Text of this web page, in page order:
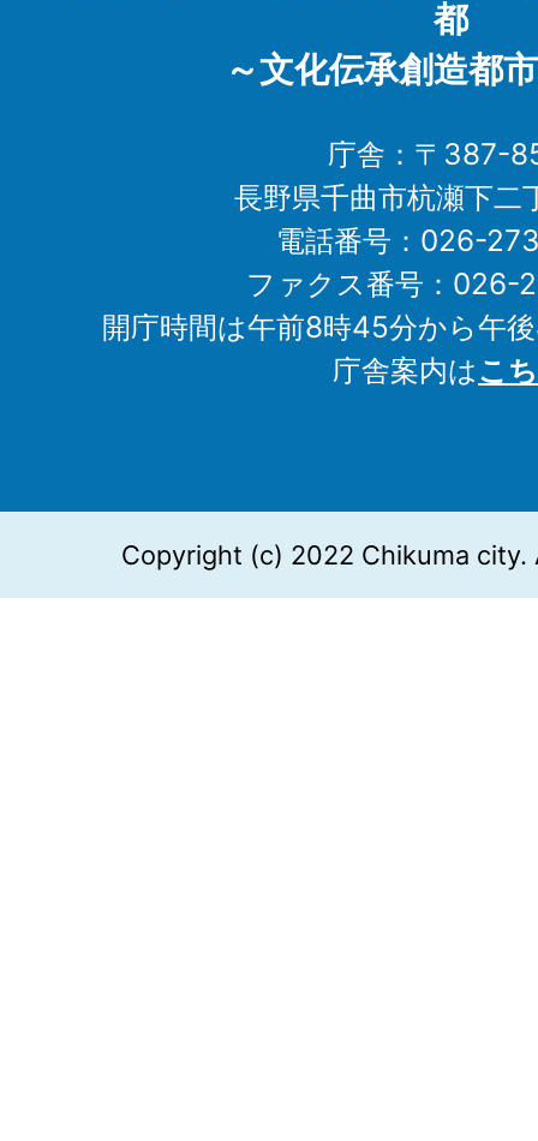
都
～文化伝承創造都
庁舎：〒387-
長野県千曲市杭瀬下二
電話番号：026-
ファクス番号：026-
開庁時間は午前8時45分から午
庁舎案内はこ
Copyright (c) 2022 Chikuma city.